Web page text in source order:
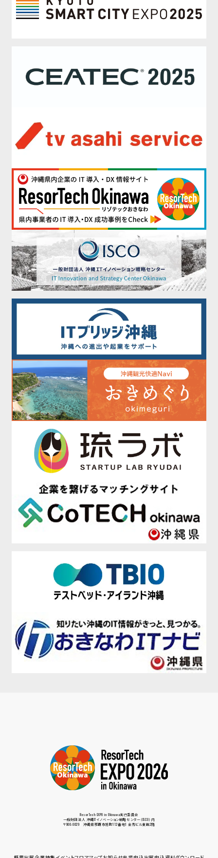
ResorTech EXPO in Okinawa実行委員会
一般財団法人 沖縄ITイノベーション戦略センター（ISCO）内
〒900-0029 沖縄県那覇市旭町112番地1 金秀ビル東館2階